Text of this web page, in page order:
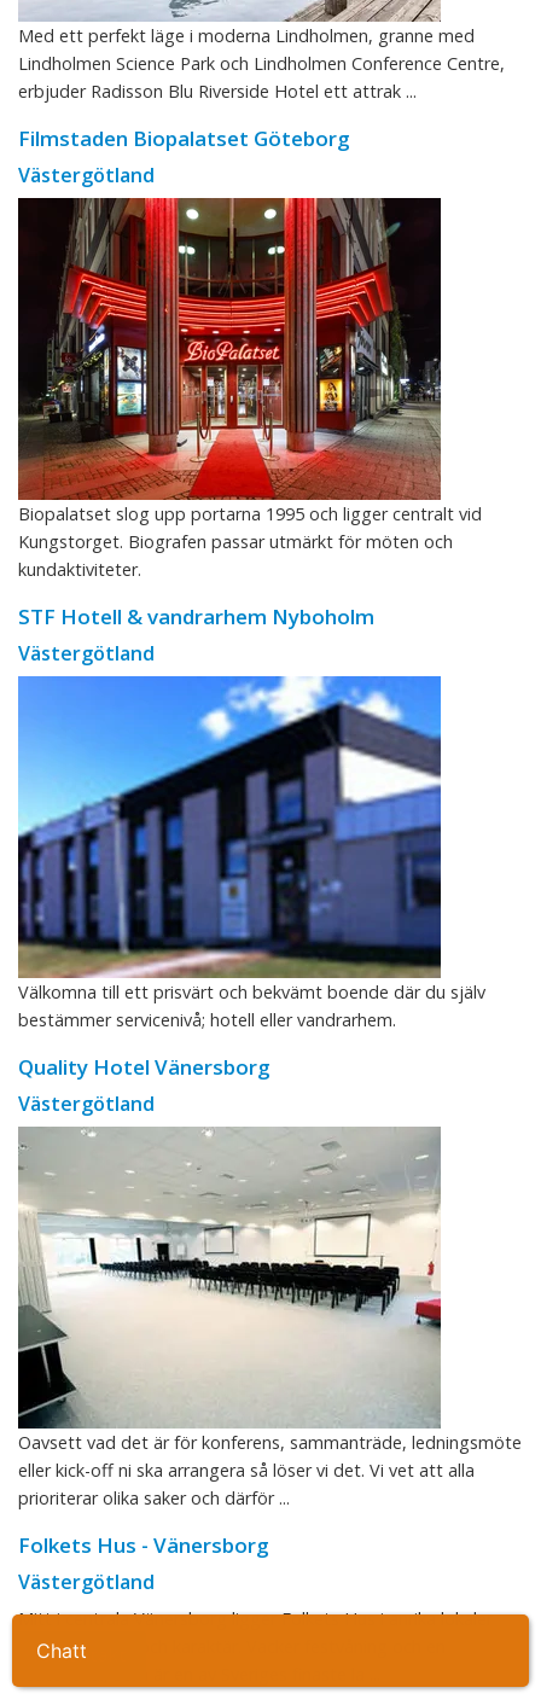
Ta kontakt
Med ett perfekt läge i moderna Lindholmen, granne med
Lindholmen Science Park och Lindholmen Conference Centre,
erbjuder Radisson Blu Riverside Hotel ett attrak ...
Filmstaden Biopalatset Göteborg
Västergötland
Biopalatset slog upp portarna 1995 och ligger centralt vid
Kungstorget. Biografen passar utmärkt för möten och
kundaktiviteter.
STF Hotell & vandrarhem Nyboholm
Västergötland
Välkomna till ett prisvärt och bekvämt boende där du själv
bestämmer servicenivå; hotell eller vandrarhem.
Quality Hotel Vänersborg
Västergötland
Oavsett vad det är för konferens, sammanträde, ledningsmöte
eller kick-off ni ska arrangera så löser vi det. Vi vet att alla
prioriterar olika saker och därför ...
Folkets Hus - Vänersborg
Västergötland
Mitt i centrala Vänersborg ligger Folkets Hus i anrika lokaler
med stämning och karaktär. Vacker festvåning och en
Chatt